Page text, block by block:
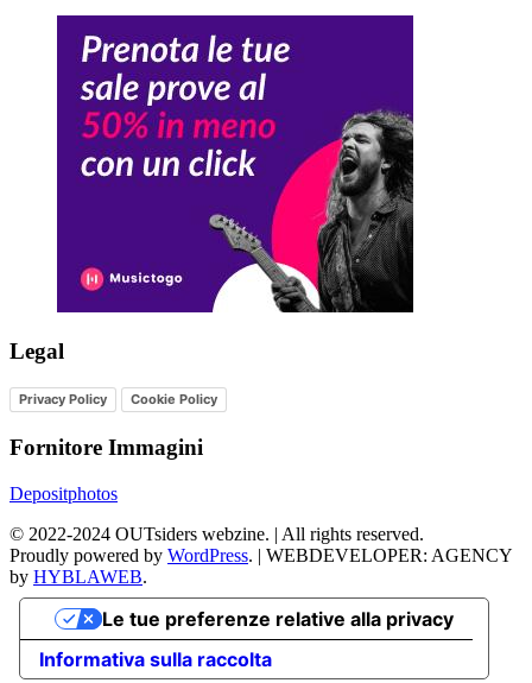
Legal
Privacy Policy Cookie Policy
Fornitore Immagini
Depositphotos
© 2022-2024 OUTsiders webzine. | All rights reserved.
Proudly powered by WordPress. | WEBDEVELOPER: AGENCY
by HYBLAWEB.
Informativa sulla raccolta
Le tue preferenze relative alla privacy